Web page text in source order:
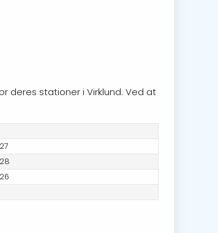
deres stationer i Virklund. Ved at